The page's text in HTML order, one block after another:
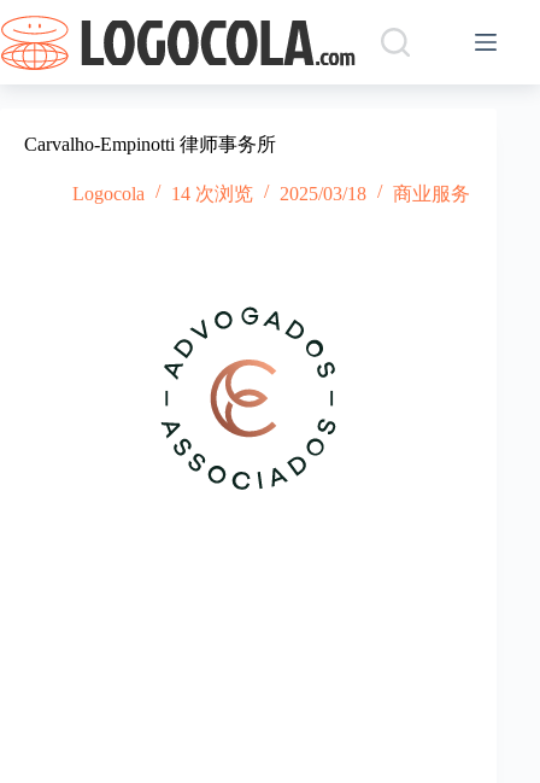
过
内
容
Carvalho-Empinotti 律师事务所
Logocola 14 次浏览 2025/03/18 商业服务